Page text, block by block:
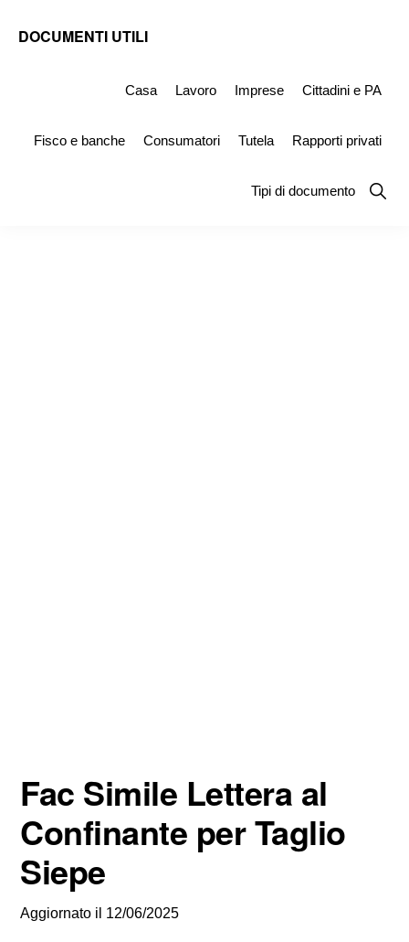
DOCUMENTI UTILI
Simile
Casa Lavoro Imprese Cittadini e PA
Fisco e banche Consumatori Tutela Rapporti privati
Tipi di documento
Show
Fac Simile Lettera al
Confinante per Taglio
Siepe
Aggiornato il 12/06/2025